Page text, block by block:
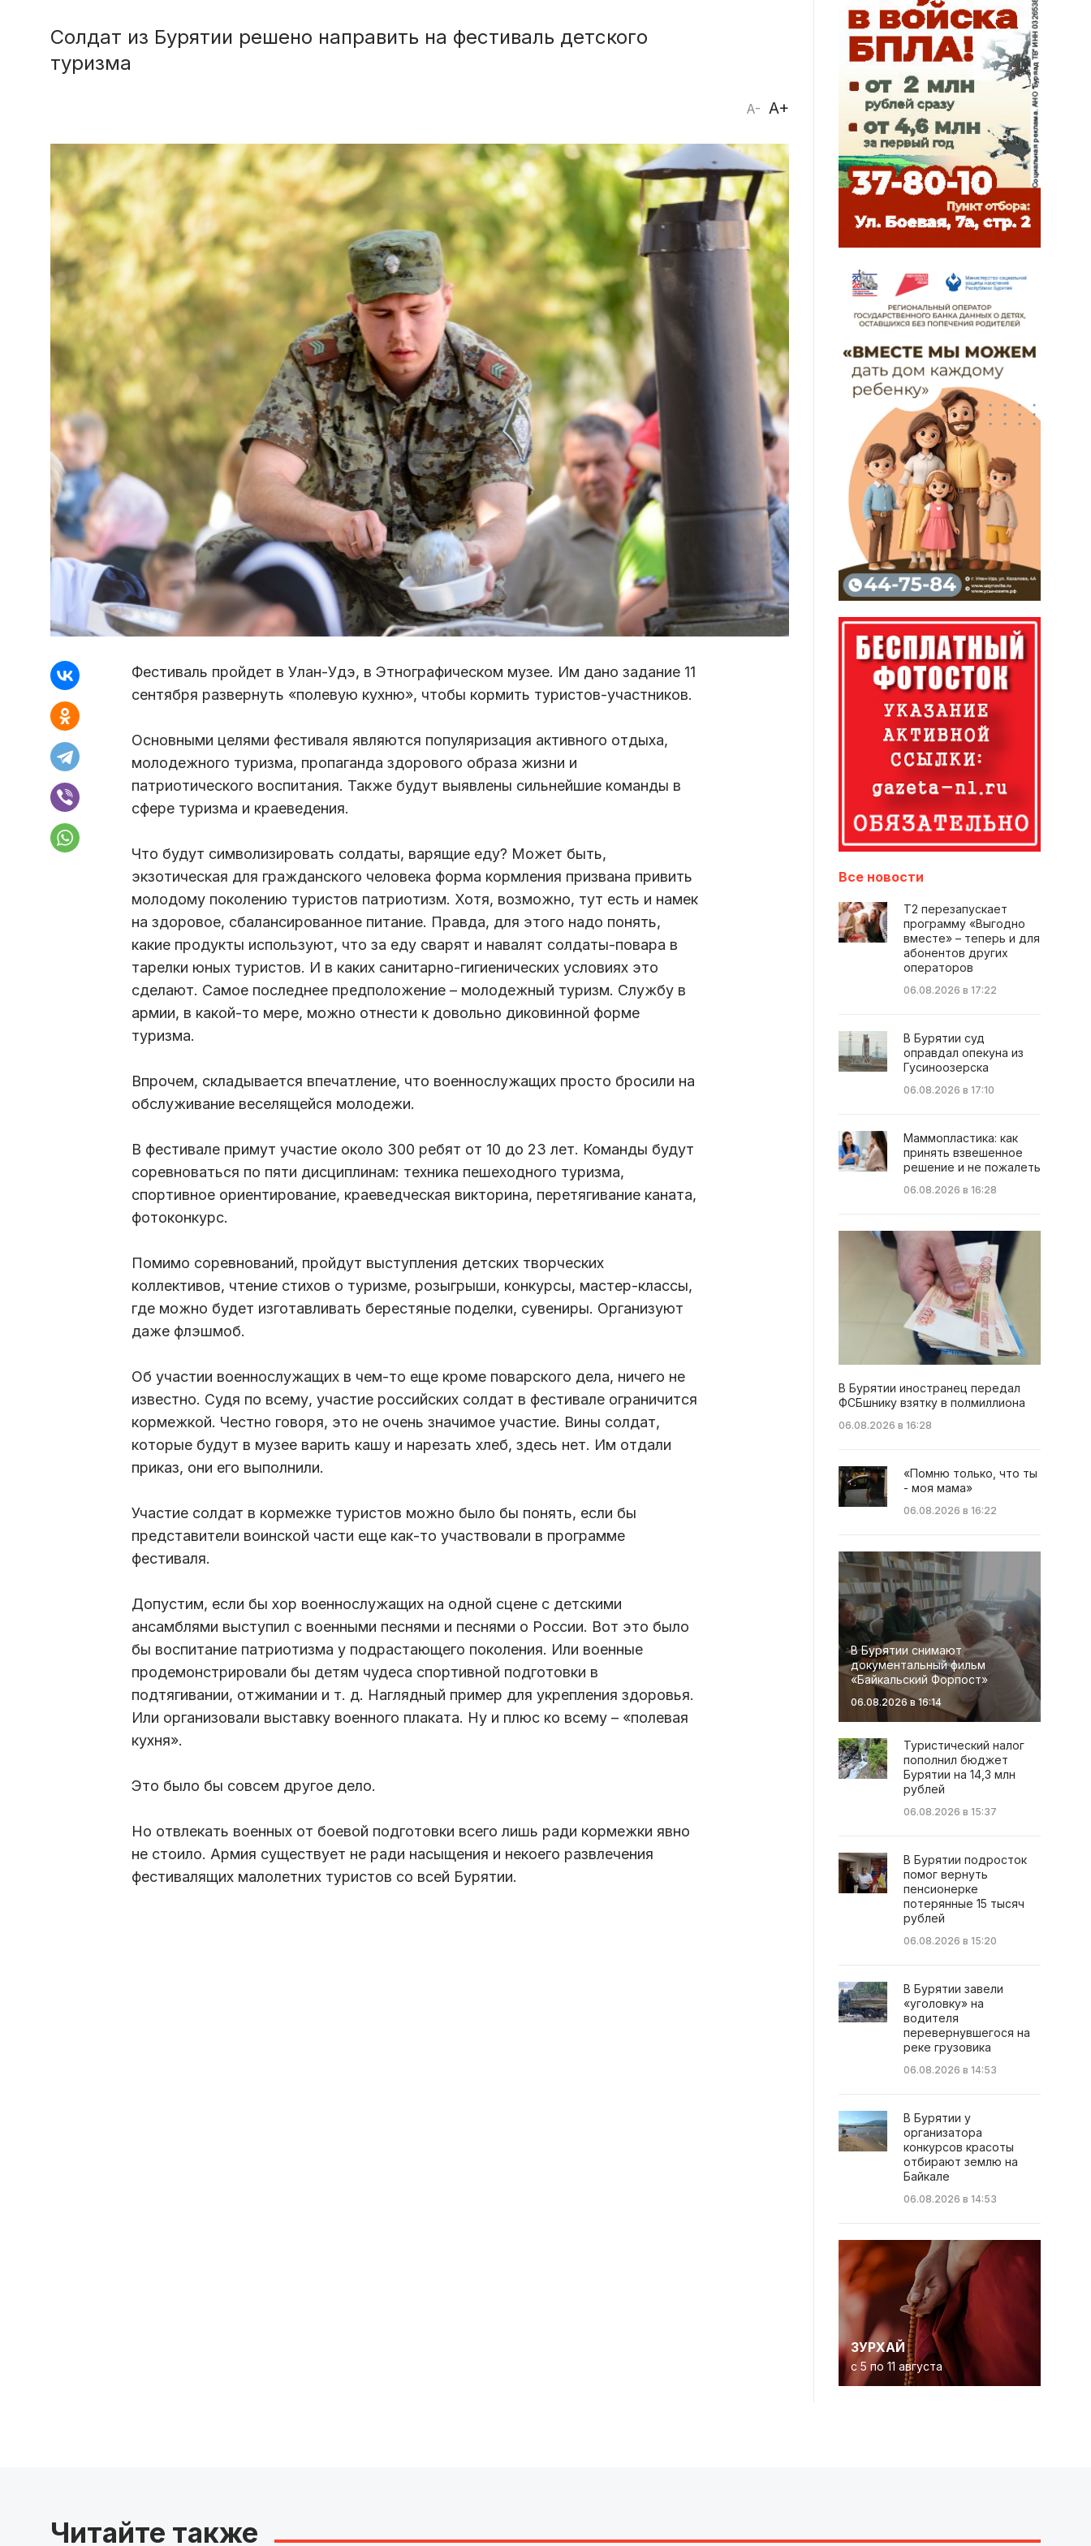
Солдат из Бурятии решено направить на фестиваль детского
туризма
A- A+
Фестиваль пройдет в Улан-Удэ, в Этнографическом музее. Им дано задание 11
сентября развернуть «полевую кухню», чтобы кормить туристов-участников.
Основными целями фестиваля являются популяризация активного отдыха,
молодежного туризма, пропаганда здорового образа жизни и
патриотического воспитания. Также будут выявлены сильнейшие команды в
сфере туризма и краеведения.
Что будут символизировать солдаты, варящие еду? Может быть,
экзотическая для гражданского человека форма кормления призвана привить
молодому поколению туристов патриотизм. Хотя, возможно, тут есть и намек
на здоровое, сбалансированное питание. Правда, для этого надо понять,
какие продукты используют, что за еду сварят и навалят солдаты-повара в
тарелки юных туристов. И в каких санитарно-гигиенических условиях это
сделают. Самое последнее предположение – молодежный туризм. Службу в
армии, в какой-то мере, можно отнести к довольно диковинной форме
туризма.
Впрочем, складывается впечатление, что военнослужащих просто бросили на
обслуживание веселящейся молодежи.
В фестивале примут участие около 300 ребят от 10 до 23 лет. Команды будут
соревноваться по пяти дисциплинам: техника пешеходного туризма,
спортивное ориентирование, краеведческая викторина, перетягивание каната,
фотоконкурс.
Помимо соревнований, пройдут выступления детских творческих
коллективов, чтение стихов о туризме, розыгрыши, конкурсы, мастер-классы,
где можно будет изготавливать берестяные поделки, сувениры. Организуют
даже флэшмоб.
Об участии военнослужащих в чем-то еще кроме поварского дела, ничего не
известно. Судя по всему, участие российских солдат в фестивале ограничится
кормежкой. Честно говоря, это не очень значимое участие. Вины солдат,
которые будут в музее варить кашу и нарезать хлеб, здесь нет. Им отдали
приказ, они его выполнили.
Участие солдат в кормежке туристов можно было бы понять, если бы
представители воинской части еще как-то участвовали в программе
фестиваля.
Допустим, если бы хор военнослужащих на одной сцене с детскими
ансамблями выступил с военными песнями и песнями о России. Вот это было
бы воспитание патриотизма у подрастающего поколения. Или военные
продемонстрировали бы детям чудеса спортивной подготовки в
подтягивании, отжимании и т. д. Наглядный пример для укрепления здоровья.
Или организовали выставку военного плаката. Ну и плюс ко всему – «полевая
кухня».
Это было бы совсем другое дело.
Но отвлекать военных от боевой подготовки всего лишь ради кормежки явно
не стоило. Армия существует не ради насыщения и некоего развлечения
фестивалящих малолетних туристов со всей Бурятии.
Все новости
Т2 перезапускает
программу «Выгодно
вместе» – теперь и для
абонентов других
операторов
06.08.2026 в 17:22
В Бурятии суд
оправдал опекуна из
Гусиноозерска
06.08.2026 в 17:10
Маммопластика: как
принять взвешенное
решение и не пожалеть
06.08.2026 в 16:28
В Бурятии иностранец передал
ФСБшнику взятку в полмиллиона
06.08.2026 в 16:28
«Помню только, что ты
- моя мама»
06.08.2026 в 16:22
В Бурятии снимают
документальный фильм
«Байкальский Форпост»
06.08.2026 в 16:14
Туристический налог
пополнил бюджет
Бурятии на 14,3 млн
рублей
06.08.2026 в 15:37
В Бурятии подросток
помог вернуть
пенсионерке
потерянные 15 тысяч
рублей
06.08.2026 в 15:20
В Бурятии завели
«уголовку» на
водителя
перевернувшегося на
реке грузовика
06.08.2026 в 14:53
В Бурятии у
организатора
конкурсов красоты
отбирают землю на
Байкале
06.08.2026 в 14:53
ЗУРХАЙ
с 5 по 11 августа
Читайте также